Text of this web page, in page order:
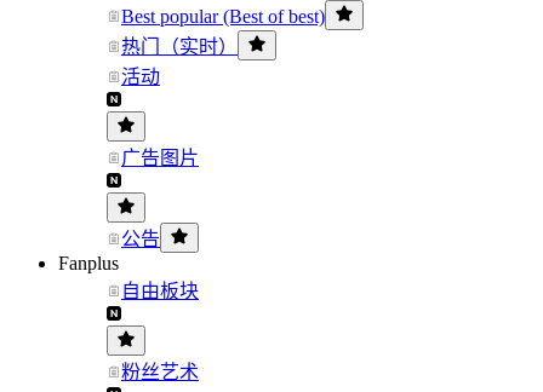
Best popular (Best of best)
热门（实时）
活动
广告图片
公告
Fanplus
自由板块
粉丝艺术